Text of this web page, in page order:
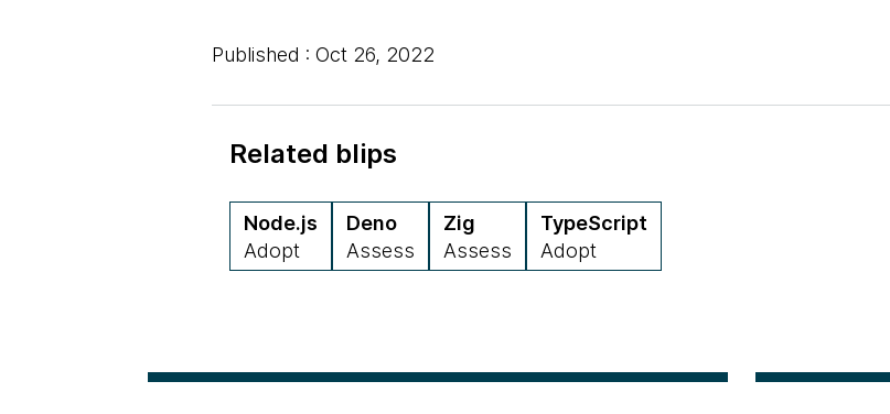
Published : Oct 26, 2022
Related blips
Node.js
Adopt
Deno
Assess
Zig
Assess
TypeScript
Adopt